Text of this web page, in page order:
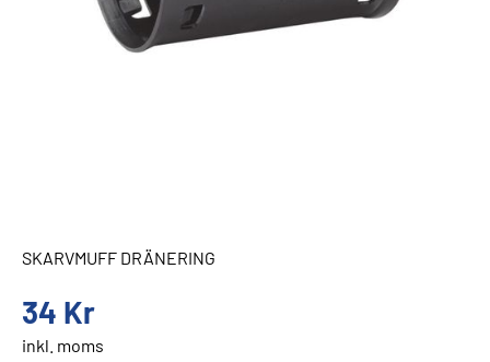
SKARVMUFF DRÄNERING
34 Kr
inkl. moms